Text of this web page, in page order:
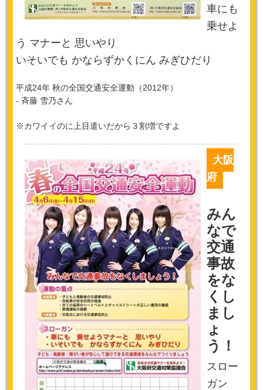
車にも
乗せよ
う マナーと 思いやり
いそいでも かならずかくにん みぎひだり
平成24年 秋の全国交通安全運動（2012年）
- 斉藤 雪乃さん
※カワイイのに上目遣いだから３割増ですよ
大阪
府
みん
なで
交通
事故
をな
くし
まし
ょ
う！
スロー
ガン